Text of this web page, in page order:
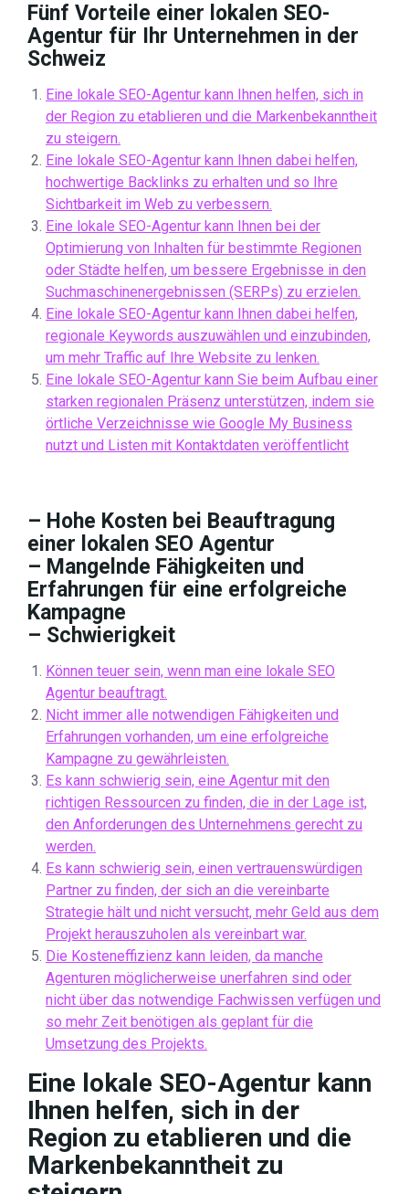
Fünf Vorteile einer lokalen SEO-
Agentur für Ihr Unternehmen in der
Schweiz
Eine lokale SEO-Agentur kann Ihnen helfen, sich in
der Region zu etablieren und die Markenbekanntheit
zu steigern.
Eine lokale SEO-Agentur kann Ihnen dabei helfen,
hochwertige Backlinks zu erhalten und so Ihre
Sichtbarkeit im Web zu verbessern.
Eine lokale SEO-Agentur kann Ihnen bei der
Optimierung von Inhalten für bestimmte Regionen
oder Städte helfen, um bessere Ergebnisse in den
Suchmaschinenergebnissen (SERPs) zu erzielen.
Eine lokale SEO-Agentur kann Ihnen dabei helfen,
regionale Keywords auszuwählen und einzubinden,
um mehr Traffic auf Ihre Website zu lenken.
Eine lokale SEO-Agentur kann Sie beim Aufbau einer
starken regionalen Präsenz unterstützen, indem sie
örtliche Verzeichnisse wie Google My Business
nutzt und Listen mit Kontaktdaten veröffentlicht
– Hohe Kosten bei Beauftragung
einer lokalen SEO Agentur
– Mangelnde Fähigkeiten und
Erfahrungen für eine erfolgreiche
Kampagne
– Schwierigkeit
Können teuer sein, wenn man eine lokale SEO
Agentur beauftragt.
Nicht immer alle notwendigen Fähigkeiten und
Erfahrungen vorhanden, um eine erfolgreiche
Kampagne zu gewährleisten.
Es kann schwierig sein, eine Agentur mit den
richtigen Ressourcen zu finden, die in der Lage ist,
den Anforderungen des Unternehmens gerecht zu
werden.
Es kann schwierig sein, einen vertrauenswürdigen
Partner zu finden, der sich an die vereinbarte
Strategie hält und nicht versucht, mehr Geld aus dem
Projekt herauszuholen als vereinbart war.
Die Kosteneffizienz kann leiden, da manche
Agenturen möglicherweise unerfahren sind oder
nicht über das notwendige Fachwissen verfügen und
so mehr Zeit benötigen als geplant für die
Umsetzung des Projekts.
Eine lokale SEO-Agentur kann
Ihnen helfen, sich in der
Region zu etablieren und die
Markenbekanntheit zu